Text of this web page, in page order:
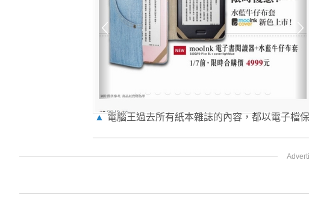
▲ 電腦王過去所有紙本雜誌的內容，都以電子檔